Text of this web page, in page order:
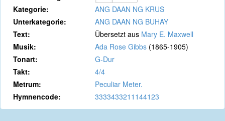
Kategorie:
ANG DAAN NG KRUS
Unterkategorie:
ANG DAAN NG BUHAY
Text:
Übersetzt aus Mary E. Maxwell
Musik:
Ada Rose Gibbs (1865-1905)
Tonart:
G-Dur
Takt:
4/4
Metrum:
Peculiar Meter.
Hymnencode:
3333433211144123